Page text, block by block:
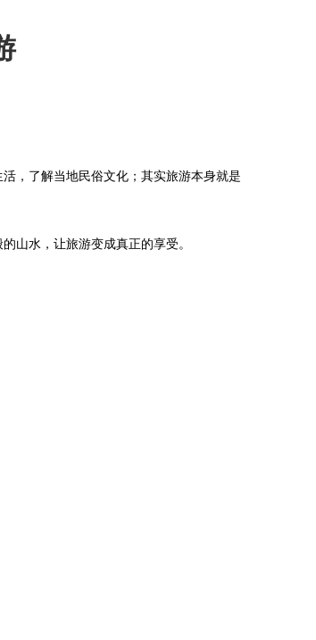
，了解当地民俗文化；其实旅游本身就是
山水，让旅游变成真正的享受。